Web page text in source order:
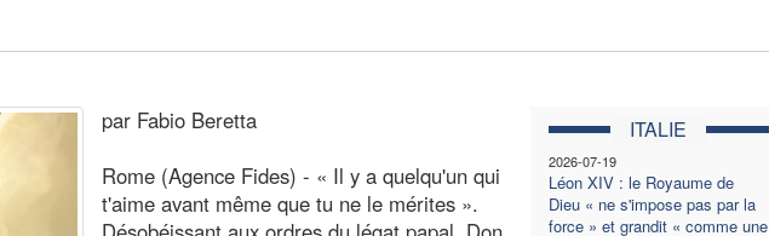
ITALIE
2026-07-19
Léon XIV : le Royaume de
Dieu « ne s'impose pas par la
force » et grandit « comme une
par Fabio Beretta
Rome (Agence Fides) - « Il y a quelqu'un qui
t'aime avant même que tu ne le mérites ».